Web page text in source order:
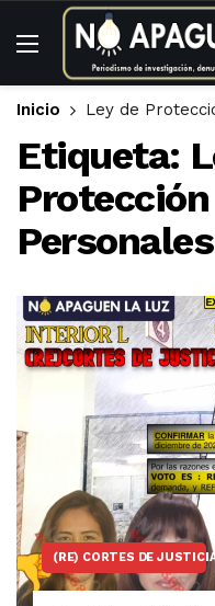
Inicio Ley de
Etiqueta:
Personales
(RE) CORTES DE JUSTICIA